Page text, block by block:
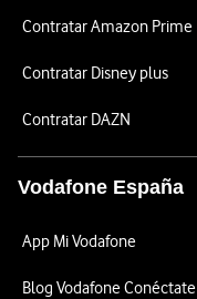
Contratar Amazon Prime
Contratar Disney plus
Contratar DAZN
Vodafone España
App Mi Vodafone
Blog Vodafone Conéctate